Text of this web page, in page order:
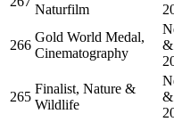
Naturfilm
266
Gold World Medal,
Cinematography
&
265
Finalist, Nature &
Wildlife
&